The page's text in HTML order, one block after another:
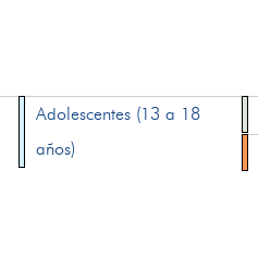
Adolescentes (13 a 18
años)